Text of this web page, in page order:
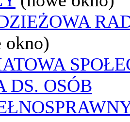
okno)
DS. OSÓB